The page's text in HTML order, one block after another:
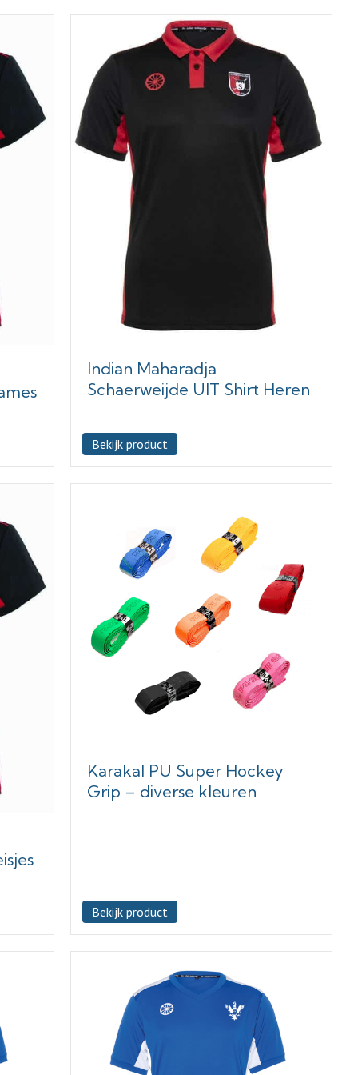
Indian Maharadja
Schaerweijde UIT Shirt Heren
Bekijk product
Karakal PU Super Hockey
Grip – diverse kleuren
Bekijk product